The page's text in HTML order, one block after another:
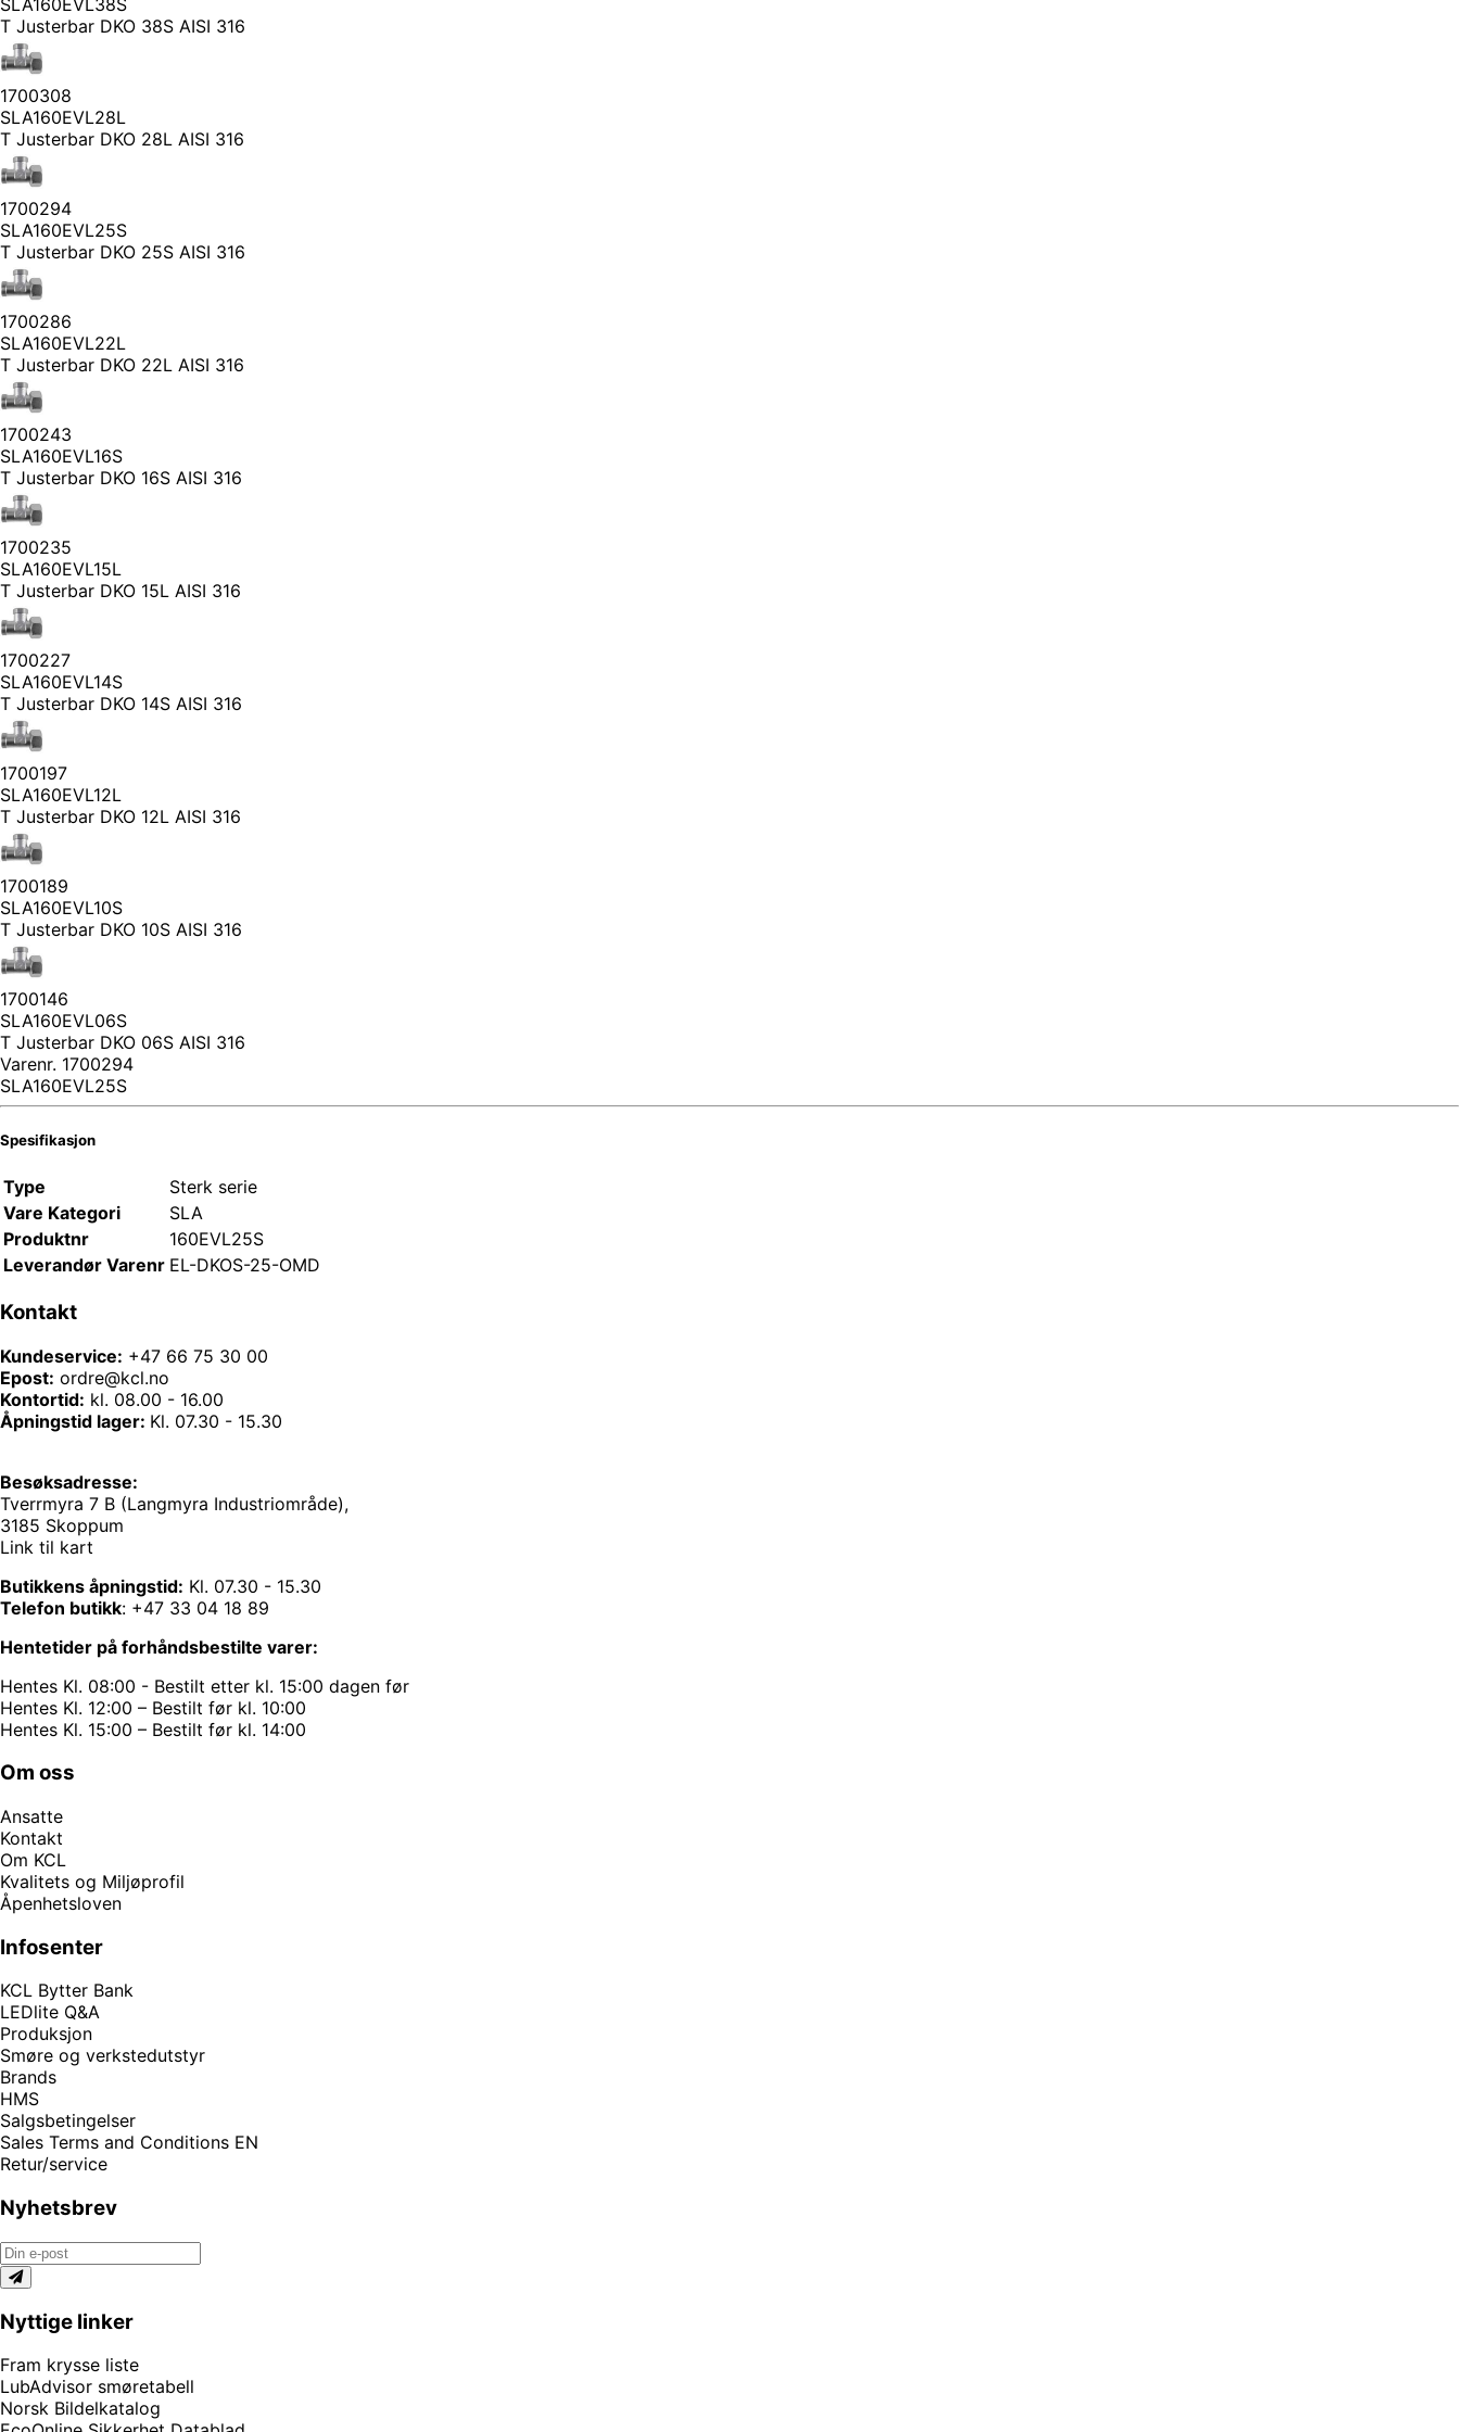
T Justerbar DKO 38S AISI 316
1700308
SLA160EVL28L
T Justerbar DKO 28L AISI 316
1700294
SLA160EVL25S
T Justerbar DKO 25S AISI 316
1700286
SLA160EVL22L
T Justerbar DKO 22L AISI 316
1700243
SLA160EVL16S
T Justerbar DKO 16S AISI 316
1700235
SLA160EVL15L
T Justerbar DKO 15L AISI 316
1700227
SLA160EVL14S
T Justerbar DKO 14S AISI 316
1700197
SLA160EVL12L
T Justerbar DKO 12L AISI 316
1700189
SLA160EVL10S
T Justerbar DKO 10S AISI 316
1700146
SLA160EVL06S
T Justerbar DKO 06S AISI 316
Varenr. 1700294
SLA160EVL25S
Spesifikasjon
Type
Sterk serie
Vare Kategori
SLA
Produktnr
160EVL25S
Leverandør Varenr EL-DKOS-25-OMD
Kontakt
Kundeservice: +47 66 75 30 00
Epost: ordre@kcl.no
Kontortid: kl. 08.00 - 16.00
Åpningstid lager: Kl. 07.30 - 15.30
Besøksadresse:
Tverrmyra 7 B (Langmyra Industriområde),
3185 Skoppum
Link til kart
Butikkens åpningstid: Kl. 07.30 - 15.30
Telefon butikk: +47 33 04 18 89
Hentetider på forhåndsbestilte varer:
Hentes Kl. 08:00 - Bestilt etter kl. 15:00 dagen før
Hentes Kl. 12:00 – Bestilt før kl. 10:00
Hentes Kl. 15:00 – Bestilt før kl. 14:00
Om oss
Ansatte
Kontakt
Om KCL
Kvalitets og Miljøprofil
Åpenhetsloven
Infosenter
KCL Bytter Bank
LEDlite Q&A
Produksjon
Smøre og verkstedutstyr
Brands
HMS
Salgsbetingelser
Sales Terms and Conditions EN
Retur/service
Nyhetsbrev
Nyttige linker
Fram krysse liste
LubAdvisor smøretabell
Norsk Bildelkatalog